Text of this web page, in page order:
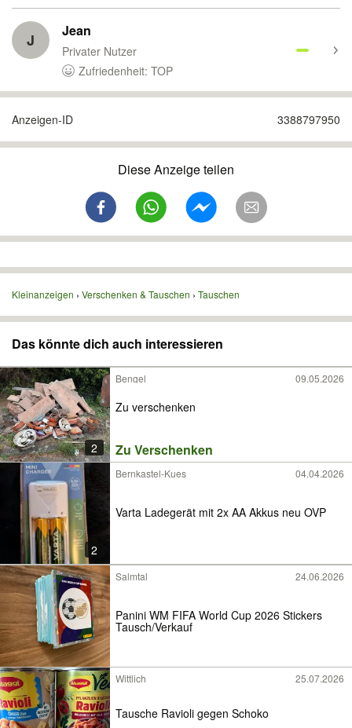
J Jean
Privater Nutzer
Zufriedenheit: TOP
Anzeigen-ID 3388797950
Diese Anzeige teilen
Kleinanzeigen Verschenken & Tauschen Tauschen
Das könnte dich auch interessieren
2
Bengel 09.05.2026
Zu verschenken
Zu Verschenken
2
Bernkastel-Kues 04.04.2026
Varta Ladegerät mit 2x AA Akkus neu OVP
Salmtal 24.06.2026
Panini WM FIFA World Cup 2026 Stickers
Tausch/Verkauf
Wittlich 25.07.2026
Tausche Ravioli gegen Schoko